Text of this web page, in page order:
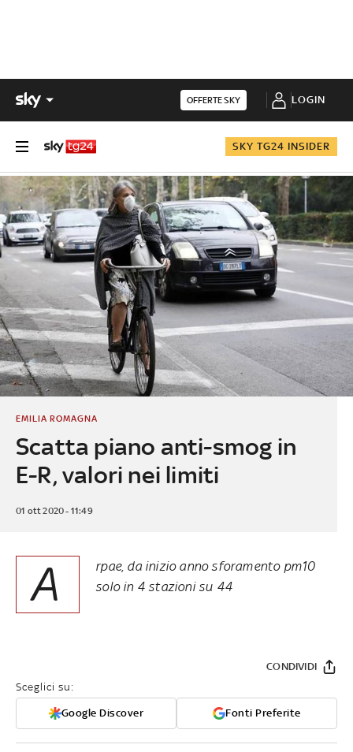
OFFERTE SKY LOGIN
SKY TG24 INSIDER
Scatta piano anti-smog in
E-R, valori nei limiti
EMILIA ROMAGNA
01 ott 2020 - 11:49
A
rpae, da inizio anno sforamento pm10
solo in 4 stazioni su 44
Sceglici su:
Google Discover Fonti Preferite
CONDIVIDI